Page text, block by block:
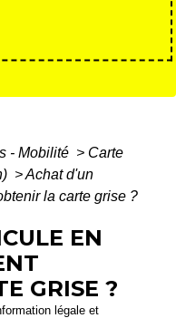
- Mobilité > Carte
>Achat d'un
la carte grise ?
EN
GRISE ?
légale et